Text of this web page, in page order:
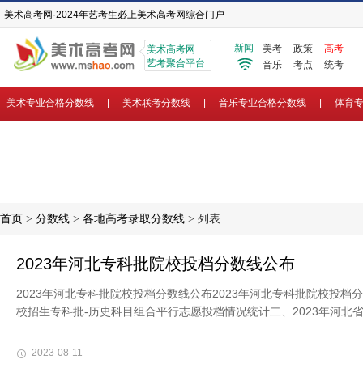
美术高考网·2024年艺考生必上美术高考网综合门户
美术高考网
艺考聚合平台
新闻 美考 政策
高考
音乐
考点 统考
美术专业合格分数线 美术联考分数线 音乐专业合格分数线 体育
首页 > 分数线 > 各地高考录取分数线 > 列表
2023年河北专科批院校投档分数线公布
2023年河北专科批院校投档分数线公布2023年河北专科批院校投档
校招生专科批-历史科目组合平行志愿投档情况统计二、2023年河北
2023-08-11